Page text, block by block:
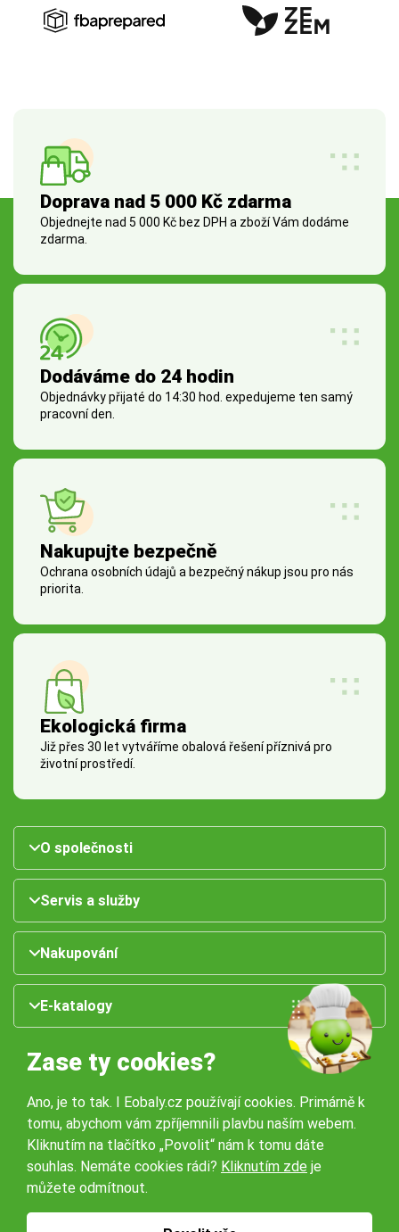
Doprava nad 5 000 Kč zdarma
Objednejte nad 5 000 Kč bez DPH a zboží Vám dodáme
zdarma.
Dodáváme do 24 hodin
Objednávky přijaté do 14:30 hod. expedujeme ten samý
pracovní den.
Nakupujte bezpečně
Ochrana osobních údajů a bezpečný nákup jsou pro nás
priorita.
Ekologická firma
Již přes 30 let vytváříme obalová řešení příznivá pro
životní prostředí.
O společnosti
Servis a služby
Nakupování
E-katalogy
Naše pobočky:
Obchodní podmínky
Zase ty cookies?
Ano, je to tak. I Eobaly.cz používají cookies. Primárně k
tomu, abychom vám zpříjemnili plavbu naším webem.
Kliknutím na tlačítko „Povolit“ nám k tomu dáte
souhlas. Nemáte cookies rádi? Kliknutím zde je
můžete odmítnout.